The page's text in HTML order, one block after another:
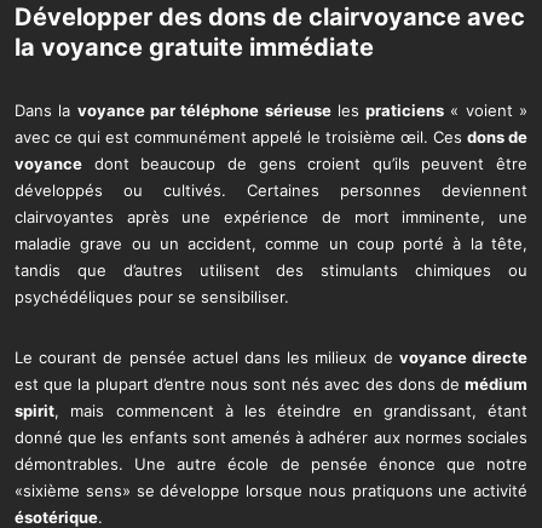
Développer des dons de clairvoyance avec
la voyance gratuite immédiate
Dans la voyance par téléphone sérieuselespraticiens « voient »
avec ce qui est communément appelé le troisième œil. Ces dons de
voyance dont beaucoup de gens croient qu’ils peuvent être
développés ou cultivés. Certaines personnes deviennent
clairvoyantes après une expérience de mort imminente, une
maladie grave ou un accident, comme un coup porté à la tête,
tandis que d’autres utilisent des stimulants chimiques ou
psychédéliques pour se sensibiliser.
Le courant de pensée actuel dans les milieux de voyance directe
est que la plupart d’entre nous sont nés avec des dons de médium
spirit, mais commencent à les éteindre en grandissant, étant
donné que les enfants sont amenés à adhérer aux normes sociales
démontrables. Une autre école de pensée énonce que notre
«sixième sens» se développe lorsque nous pratiquons une activité
ésotérique.